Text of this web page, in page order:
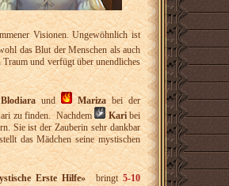
Visionen. Ungewöhnlich ist
das Blut der Menschen als auch
und verfügt über unendliches
und Marizabei der
zu finden. Nachdem
Karibei
Sie ist der Zauberin sehr dankbar
das Mädchen seine mystischen
Erste Hilfe»bringt5-10